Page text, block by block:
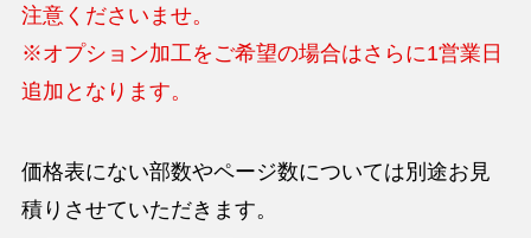
注意くださいませ。
※オプション加工をご希望の場合はさらに1営業日
追加となります。
価格表にない部数やページ数については別途お見
積りさせていただきます。